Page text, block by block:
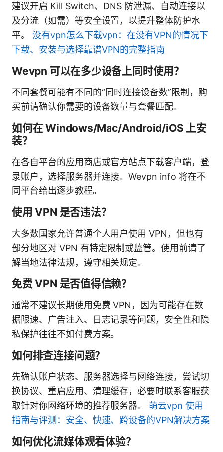
建议开启 Kill Switch、DNS 防泄漏、自动连接以
及分流（如需）等安全设置，以提升整体防护水
平。 没有vpn怎么下载vpn：在没有VPN的情况下
下载、安装与选择靠谱VPN的完整指南
Wevpn 可以在多少设备上同时使用？
不同套餐可能有不同的“同时连接设备数”限制，购
买前请确认你需要的设备数量与套餐匹配。
如何在 Windows/Mac/Android/iOS 上安
装？
在各自平台的应用商店或官方站点下载客户端，登
录账户，选择服务器并连接。Wevpn info 将在不
同平台给出逐步教程。
使用 VPN 是否违法？
大多数国家允许普通个人用户使用 VPN，但也有
部分地区对 VPN 有特定限制或监管。使用前请了
解当地法律法规，遵守相关规定。
免费 VPN 是否值得信赖？
通常不建议长期使用免费 VPN，因为可能存在数
据限速、广告注入、日志记录等问题，安全性和隐
私保护往往不如付费方案。
如何排查连接问题？
先确认账户状态、服务器选择与网络连接，尝试切
换协议、重启应用、清理缓存，必要时联系客服获
取针对你网络环境的推荐服务器。 萌云vpn 使用
指南与评测：安全、快速、跨设备的VPN解决方案
如何优化流媒体观看体验？